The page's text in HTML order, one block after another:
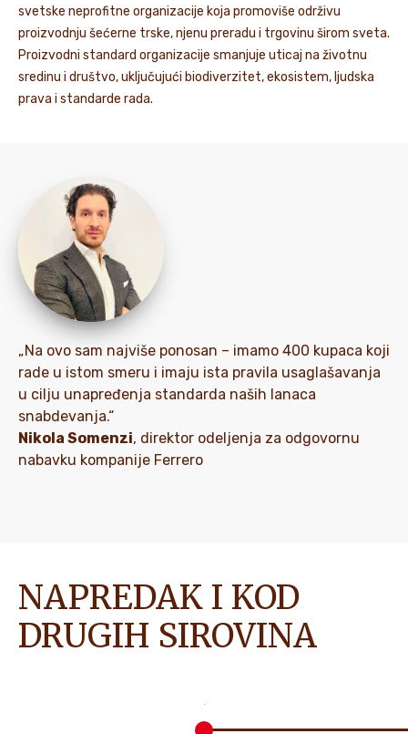
svetske neprofitne organizacije koja promoviše održivu
proizvodnju šećerne trske, njenu preradu i trgovinu širom sveta.
Proizvodni standard organizacije smanjuje uticaj na životnu
sredinu i društvo, uključujući biodiverzitet, ekosistem, ljudska
prava i standarde rada.
„Na ovo sam najviše ponosan – imamo 400 kupaca koji
rade u istom smeru i imaju ista pravila usaglašavanja
u cilju unapređenja standarda naših lanaca
snabdevanja.“
Nikola Somenzi, direktor odeljenja za odgovornu
nabavku kompanije Ferrero
NAPREDAK I KOD
DRUGIH SIROVINA